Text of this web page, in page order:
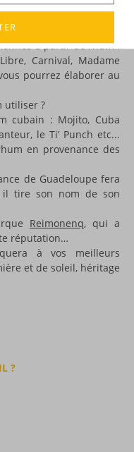
à partir de rhum :
Carnival, Madame
pourrez élaborer au
utiliser ?
cubain : Mojito, Cuba
le Ti’ Punch etc...
en provenance des
de Guadeloupe fera
il tire son nom de son
Reimonenq, qui a
réputation…
à vos meilleurs
et de soleil, héritage
?